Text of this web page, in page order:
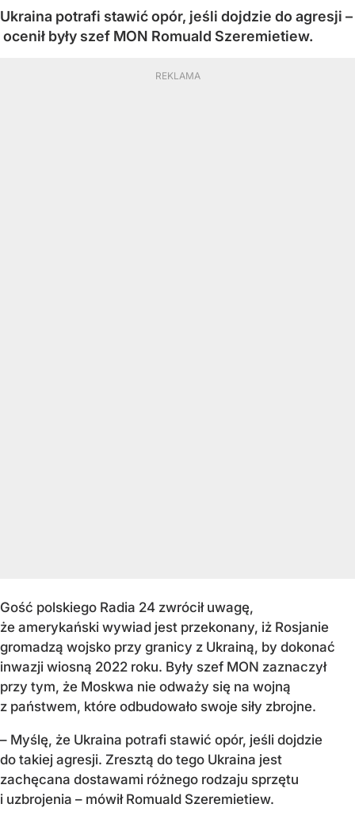
Ukraina potrafi stawić opór, jeśli dojdzie do agresji –
ocenił były szef MON Romuald Szeremietiew.
Gość polskiego Radia 24 zwrócił uwagę,
że amerykański wywiad jest przekonany, iż Rosjanie
gromadzą wojsko przy granicy z Ukrainą, by dokonać
inwazji wiosną 2022 roku. Były szef MON zaznaczył
przy tym, że Moskwa nie odważy się na wojną
z państwem, które odbudowało swoje siły zbrojne.
– Myślę, że Ukraina potrafi stawić opór, jeśli dojdzie
do takiej agresji. Zresztą do tego Ukraina jest
zachęcana dostawami różnego rodzaju sprzętu
i uzbrojenia – mówił Romuald Szeremietiew.